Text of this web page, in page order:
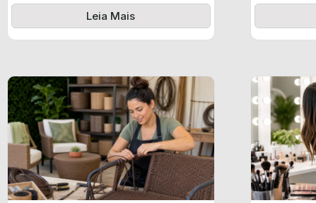
pelo produtor ...
Leia Mais
produtor e ...